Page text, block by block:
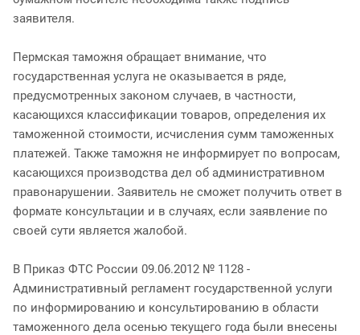
заявителя.
Пермская таможня обращает внимание, что
государственная услуга не оказывается в ряде,
предусмотренных законом случаев, в частности,
касающихся классификации товаров, определения их
таможенной стоимости, исчисления сумм таможенных
платежей. Также таможня не информирует по вопросам,
касающихся производства дел об административном
правонарушении. Заявитель не сможет получить ответ в
формате консультации и в случаях, если заявление по
своей сути является жалобой.
В Приказ ФТС России 09.06.2012 № 1128 -
Административный регламент государственной услуги
по информированию и консультированию в области
таможенного дела осенью текущего года были внесены